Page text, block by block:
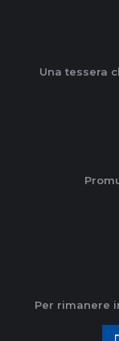
Una tessera
Per rimanere